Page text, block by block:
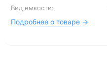
Вид емкости:
Подробнее о товаре →